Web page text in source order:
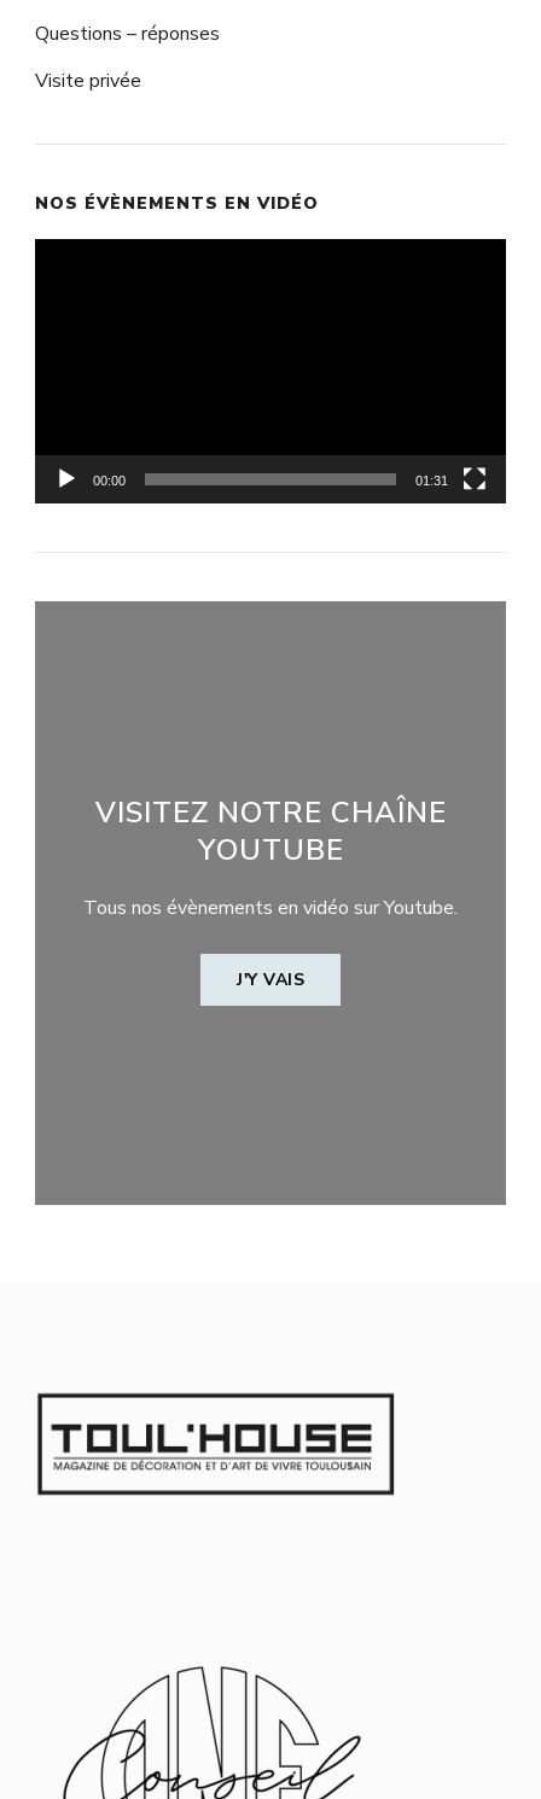
Questions – réponses
Visite privée
NOS ÉVÈNEMENTS EN VIDÉO
00:00 01:31
VISITEZ NOTRE CHAÎNE
YOUTUBE
Tous nos évènements en vidéo sur Youtube.
J'Y VAIS